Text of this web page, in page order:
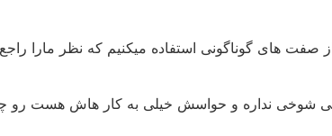
های گوناگونی استفاده میکنیم که نظر مارا
شوخی نداره و حواسش خیلی به کار هاش هست رو